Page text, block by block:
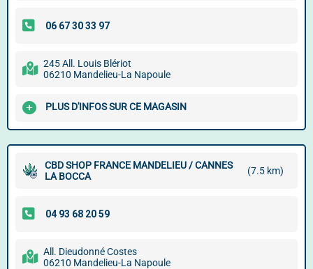
245 All. Louis Blériot
06210 Mandelieu-La Napoule
PLUS D'INFOS SUR CE MAGASIN
CBD SHOP FRANCE MANDELIEU / CANNES
LA BOCCA
(7.5 km)
All. Dieudonné Costes
06210 Mandelieu-La Napoule